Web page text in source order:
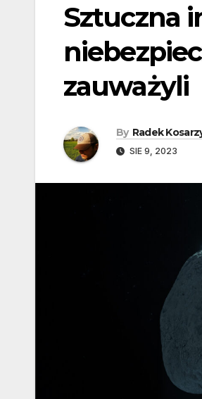
Sztuczna
zauważyli
By Radek
SIE 9, 2023